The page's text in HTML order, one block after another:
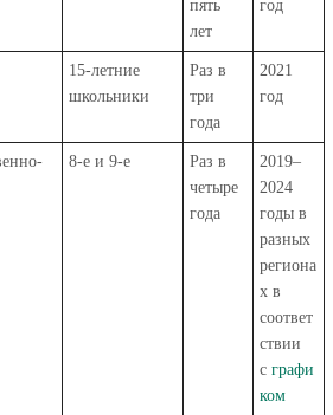
пять
лет
год
15-летние
школьники
Раз в
три
года
2021
год
8-е и 9-е
Раз в
четыре
года
2019–
2024
годы в
разных
региона
х в
соответ
ствии
с графи
ком